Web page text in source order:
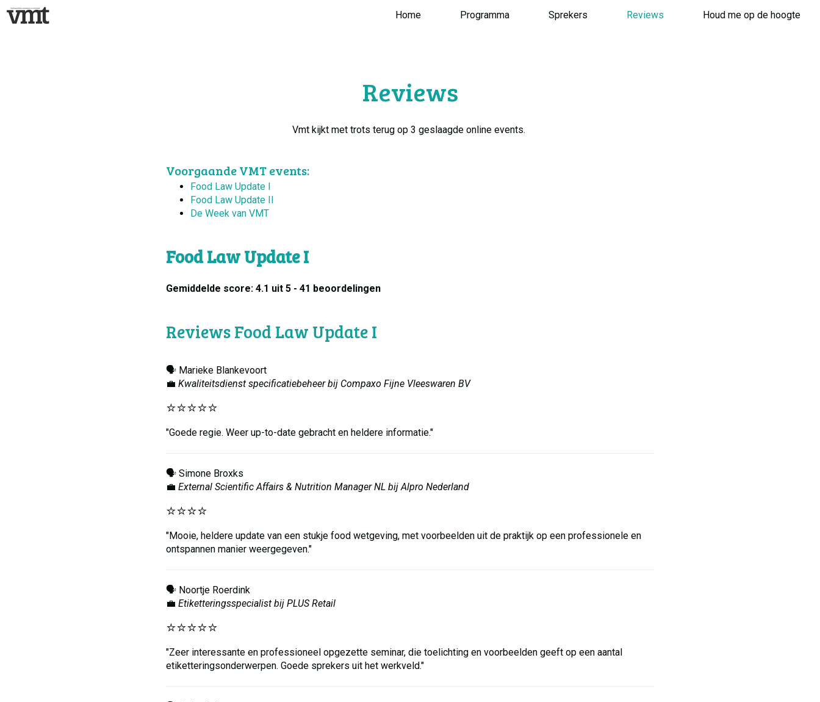
Home Programma Sprekers Reviews Houd me op de hoogte
Reviews
Vmt kijkt met trots terug op 3 geslaagde online events.
Voorgaande VMT events:
Food Law Update I
Food Law Update II
De Week van VMT
Food Law Update I
Gemiddelde score: 4.1 uit 5 - 41 beoordelingen
Reviews Food Law Update I
🗣️ Marieke Blankevoort
💼 Kwaliteitsdienst specificatiebeheer bij Compaxo Fijne Vleeswaren BV
⭐️⭐️⭐️⭐️⭐️
"Goede regie. Weer up-to-date gebracht en heldere informatie."
🗣️ Simone Broxks
💼 External Scientific Affairs & Nutrition Manager NL bij Alpro Nederland
⭐️⭐️⭐️⭐️
"Mooie, heldere update van een stukje food wetgeving, met voorbeelden uit de praktijk op een professionele en
ontspannen manier weergegeven."
🗣️ Noortje Roerdink
💼 Etiketteringsspecialist bij PLUS Retail
⭐️⭐️⭐️⭐️⭐️
"Zeer interessante en professioneel opgezette seminar, die toelichting en voorbeelden geeft op een aantal
etiketteringsonderwerpen. Goede sprekers uit het werkveld."